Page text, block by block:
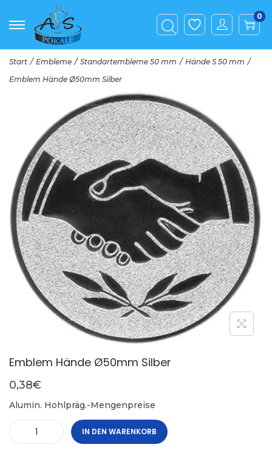
0
Start / Embleme / Standartembleme 50 mm / Hände S 50 mm /
Emblem Hände Ø50mm Silber
Emblem Hände Ø50mm Silber
0,38€
Alumin. Hohlpräg.-Mengenpreise
IN DEN WARENKORB